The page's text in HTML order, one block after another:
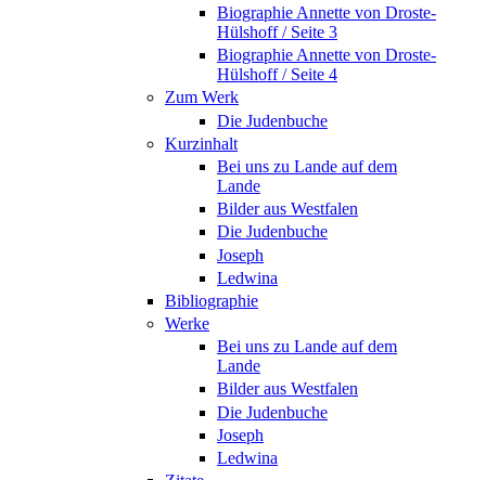
Biographie Annette von Droste-
Hülshoff / Seite 3
Biographie Annette von Droste-
Hülshoff / Seite 4
Zum Werk
Die Judenbuche
Kurzinhalt
Bei uns zu Lande auf dem
Lande
Bilder aus Westfalen
Die Judenbuche
Joseph
Ledwina
Bibliographie
Werke
Bei uns zu Lande auf dem
Lande
Bilder aus Westfalen
Die Judenbuche
Joseph
Ledwina